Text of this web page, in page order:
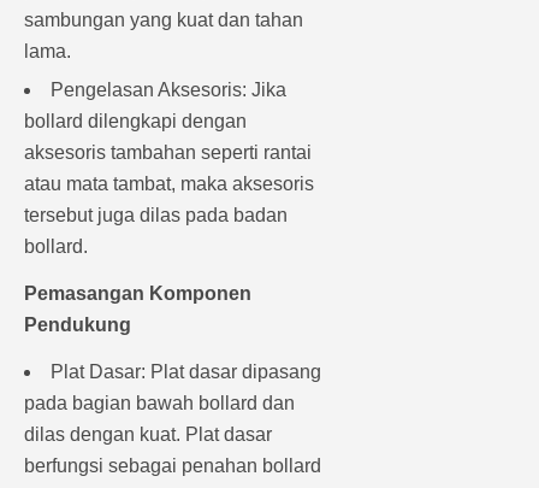
sambungan yang kuat dan tahan
lama.
Pengelasan Aksesoris: Jika
bollard dilengkapi dengan
aksesoris tambahan seperti rantai
atau mata tambat, maka aksesoris
tersebut juga dilas pada badan
bollard.
Pemasangan Komponen
Pendukung
Plat Dasar: Plat dasar dipasang
pada bagian bawah bollard dan
dilas dengan kuat. Plat dasar
berfungsi sebagai penahan bollard